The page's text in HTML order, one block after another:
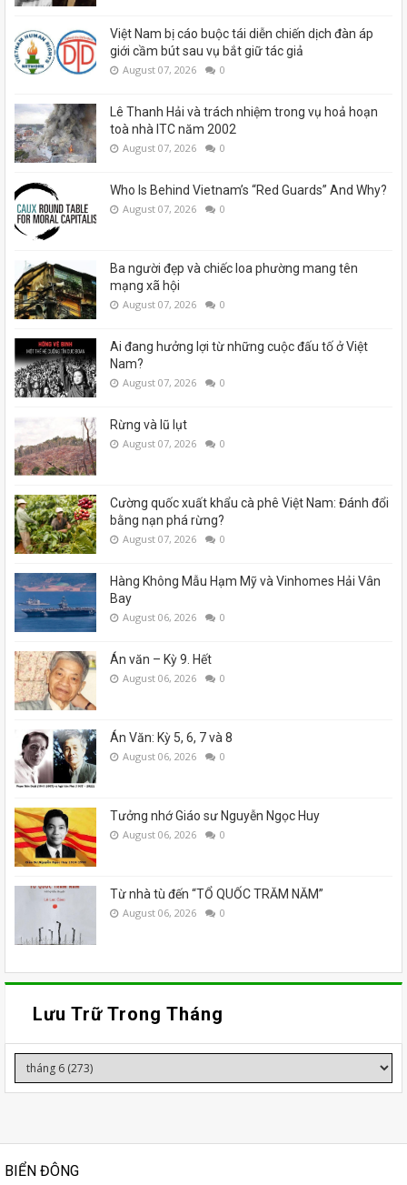
Việt Nam bị cáo buộc tái diễn chiến dịch đàn áp
giới cầm bút sau vụ bắt giữ tác giả
August 07, 2026 0
Lê Thanh Hải và trách nhiệm trong vụ hoả hoạn
toà nhà ITC năm 2002
August 07, 2026 0
Who Is Behind Vietnam’s “Red Guards” And Why?
August 07, 2026 0
Ba người đẹp và chiếc loa phường mang tên
mạng xã hội
August 07, 2026 0
Ai đang hưởng lợi từ những cuộc đấu tố ở Việt
Nam?
August 07, 2026 0
Rừng và lũ lụt
August 07, 2026 0
Cường quốc xuất khẩu cà phê Việt Nam: Đánh đổi
bằng nạn phá rừng?
August 07, 2026 0
Hàng Không Mẫu Hạm Mỹ và Vinhomes Hải Vân
Bay
August 06, 2026 0
Án văn – Kỳ 9. Hết
August 06, 2026 0
Án Văn: Kỳ 5, 6, 7 và 8
August 06, 2026 0
Tưởng nhớ Giáo sư Nguyễn Ngọc Huy
August 06, 2026 0
Từ nhà tù đến “TỔ QUỐC TRĂM NĂM”
August 06, 2026 0
Lưu Trữ Trong Tháng
BIỂN ĐÔNG